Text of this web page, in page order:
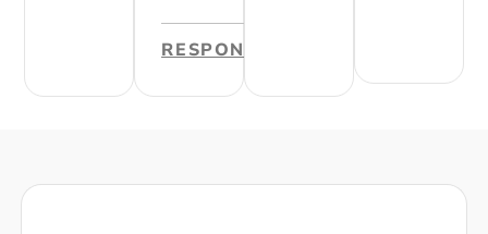
RESPONDER